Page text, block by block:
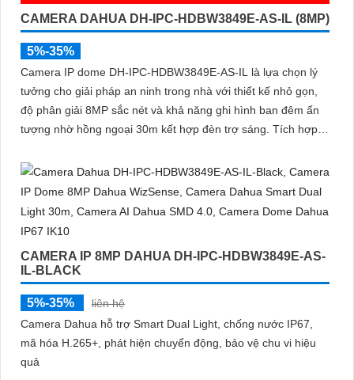
CAMERA DAHUA DH-IPC-HDBW3849E-AS-IL (8MP)
5%-35%
Camera IP dome DH-IPC-HDBW3849E-AS-IL là lựa chọn lý
tưởng cho giải pháp an ninh trong nhà với thiết kế nhỏ gọn,
độ phân giải 8MP sắc nét và khả năng ghi hình ban đêm ấn
tượng nhờ hồng ngoại 30m kết hợp đèn trợ sáng. Tích hợp
thông minh giúp phân biệt chính xác người và phương tiện hỗ
trợ POE, giảm thiểu báo động giả hiệu quả
CAMERA IP 8MP DAHUA DH-IPC-HDBW3849E-AS-
IL-BLACK
5%-35%
liên hệ
Camera Dahua hỗ trợ Smart Dual Light, chống nước IP67,
mã hóa H.265+, phát hiện chuyển động, bảo vệ chu vi hiệu
quả